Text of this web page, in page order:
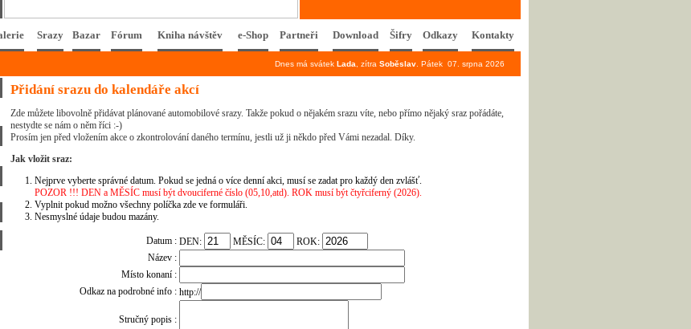
Srazy Bazar Fórum Kniha návštěv e-Shop Partneři Download Šifry Odkazy Kontakty
Dnes má svátek Lada , zítra Soběslav . Pátek 07. srpna 2026
Přidání srazu do kalendáře akcí
Zde můžete libovolně přidávat plánované automobilové srazy. Takže pokud o nějakém srazu víte, nebo přímo nějaký sraz pořádáte,
nestydte se nám o něm říci :-)
Prosím jen před vložením akce o zkontrolování daného termínu, jestli už ji někdo před Vámi nezadal. Díky.
Jak vložit sraz:
Nejprve vyberte správné datum. Pokud se jedná o více denní akci, musí se zadat pro každý den zvlášť.
POZOR !!! DEN a MĚSÍC musí být dvouciferné číslo (05,10,atd). ROK musí být čtyřciferný (2026).
Vyplnit pokud možno všechny políčka zde ve formuláři.
Nesmyslné údaje budou mazány.
Datum : DEN: MĚSÍC:
ROK:
Název :
Místo konaní :
Odkaz na podrobné info : http://
Stručný popis :